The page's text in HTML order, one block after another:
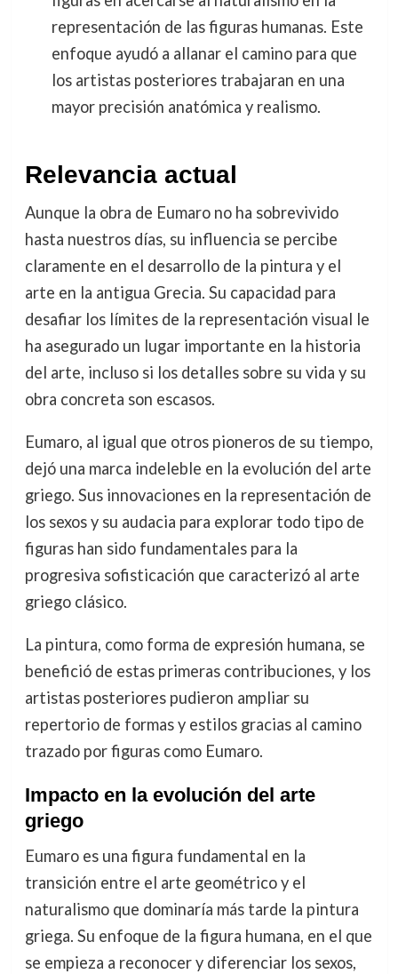
representación de las figuras humanas. Este
enfoque ayudó a allanar el camino para que
los artistas posteriores trabajaran en una
mayor precisión anatómica y realismo.
Relevancia actual
Aunque la obra de Eumaro no ha sobrevivido
hasta nuestros días, su influencia se percibe
claramente en el desarrollo de la pintura y el
arte en la antigua Grecia. Su capacidad para
desafiar los límites de la representación visual le
ha asegurado un lugar importante en la historia
del arte, incluso si los detalles sobre su vida y su
obra concreta son escasos.
Eumaro, al igual que otros pioneros de su tiempo,
dejó una marca indeleble en la evolución del arte
griego. Sus innovaciones en la representación de
los sexos y su audacia para explorar todo tipo de
figuras han sido fundamentales para la
progresiva sofisticación que caracterizó al arte
griego clásico.
La pintura, como forma de expresión humana, se
benefició de estas primeras contribuciones, y los
artistas posteriores pudieron ampliar su
repertorio de formas y estilos gracias al camino
trazado por figuras como Eumaro.
Impacto en la evolución del arte
griego
Eumaro es una figura fundamental en la
transición entre el arte geométrico y el
naturalismo que dominaría más tarde la pintura
griega. Su enfoque de la figura humana, en el que
se empieza a reconocer y diferenciar los sexos,